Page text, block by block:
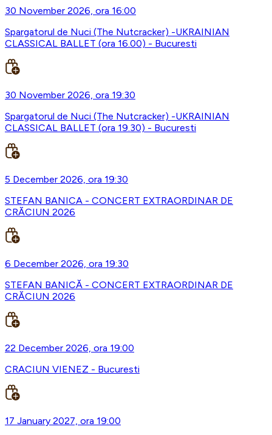
30 November 2026, ora 16:00
Spargatorul de Nuci (The Nutcracker) -UKRAINIAN
CLASSICAL BALLET (ora 16.00) - Bucuresti
30 November 2026, ora 19:30
Spargatorul de Nuci (The Nutcracker) -UKRAINIAN
CLASSICAL BALLET (ora 19.30) - Bucuresti
5 December 2026, ora 19:30
STEFAN BANICA - CONCERT EXTRAORDINAR DE
CRĂCIUN 2026
6 December 2026, ora 19:30
STEFAN BANICĂ - CONCERT EXTRAORDINAR DE
CRĂCIUN 2026
22 December 2026, ora 19:00
CRACIUN VIENEZ - Bucuresti
17 January 2027, ora 19:00